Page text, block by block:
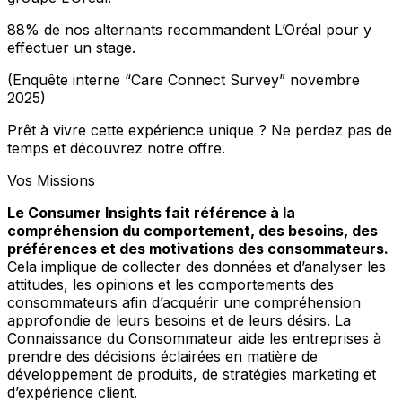
88% de nos alternants recommandent L’Oréal pour y
effectuer un stage.
(Enquête interne “Care Connect Survey” novembre
2025)
Prêt à vivre cette expérience unique ? Ne perdez pas de
temps et découvrez notre offre.
Vos Missions
Le Consumer Insights fait référence à la
compréhension du comportement, des besoins, des
préférences et des motivations des consommateurs.
Cela implique de collecter des données et d’analyser les
attitudes, les opinions et les comportements des
consommateurs afin d’acquérir une compréhension
approfondie de leurs besoins et de leurs désirs. La
Connaissance du Consommateur aide les entreprises à
prendre des décisions éclairées en matière de
développement de produits, de stratégies marketing et
d’expérience client.